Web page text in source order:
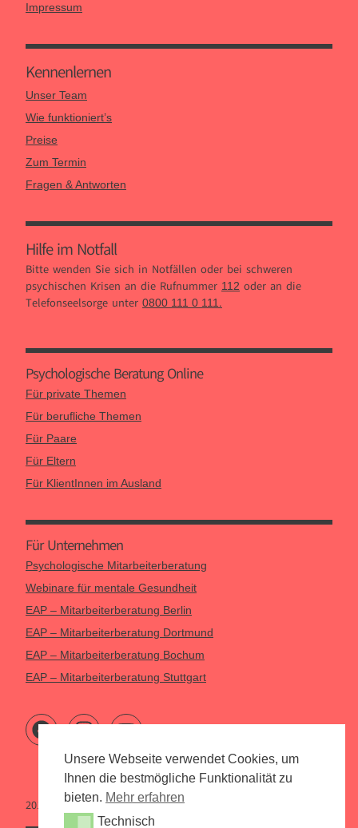
Impressum
Kennen­lernen
Unser Team
Wie funktioniert’s
Preise
Zum Termin
Fragen & Antworten
Hilfe im Notfall
Bitte wenden Sie sich in Notfällen oder bei schweren
psychischen Krisen an die Rufnummer 112 oder an die
Telefonseelsorge unter 0800 111 0 111 .
Psychologische Beratung Online
Für private Themen
Für berufliche Themen
Für Paare
Für Eltern
Für KlientInnen im Ausland
Für Unternehmen
Psychologische Mitarbeiterberatung
Webinare für mentale Gesundheit
EAP – Mitarbeiterberatung Berlin
EAP – Mitarbeiterberatung Dortmund
EAP – Mitarbeiterberatung Bochum
EAP – Mitarbeiterberatung Stuttgart
2015 – 2026 Psychologen Online
Unsere Webseite verwendet Cookies, um
Ihnen die bestmögliche Funktionalität zu
bieten. Mehr erfahren
TechnischTechnisch